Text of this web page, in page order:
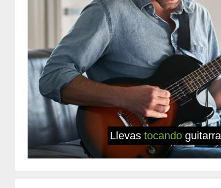
Llevas tocando